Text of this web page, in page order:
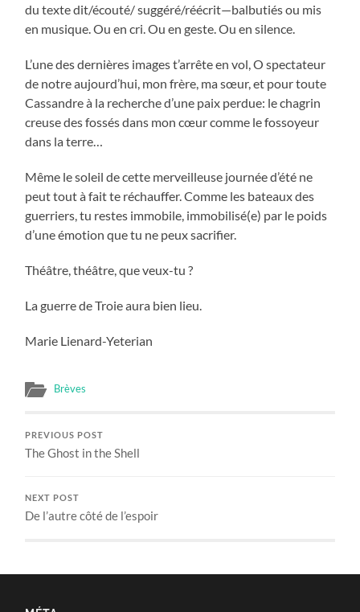
du texte dit/écouté/ suggéré/réécrit—balbutiés ou mis
en musique. Ou en cri. Ou en geste. Ou en silence.
L’une des dernières images t’arrête en vol, O spectateur
de notre aujourd’hui, mon frère, ma sœur, et pour toute
Cassandre à la recherche d’une paix perdue: le chagrin
creuse des fossés dans mon cœur comme le fossoyeur
dans la terre…
Même le soleil de cette merveilleuse journée d’été ne
peut tout à fait te réchauffer. Comme les bateaux des
guerriers, tu restes immobile, immobilisé(e) par le poids
d’une émotion que tu ne peux sacrifier.
Théâtre, théâtre, que veux-tu ?
La guerre de Troie aura bien lieu.
Marie Lienard-Yeterian
Brèves
PREVIOUS POST
The Ghost in the Shell
NEXT POST
De l’autre côté de l’espoir